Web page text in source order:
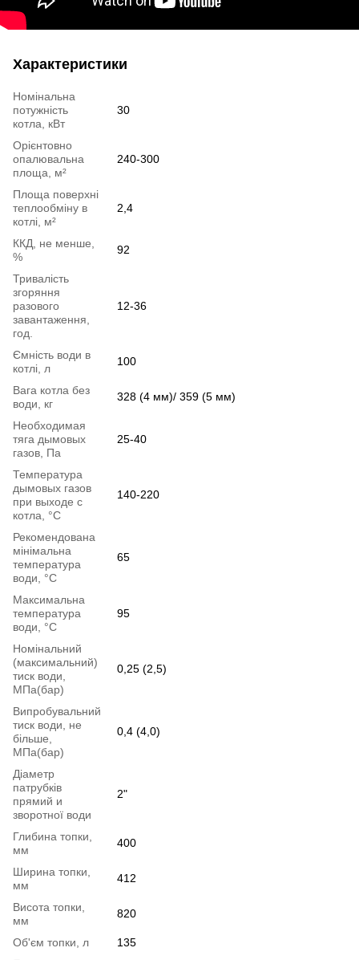
Характеристики
Номінальна
потужність
котла, кВт
30
Орієнтовно
опалювальна
площа, м²
240-300
Площа поверхні
теплообміну в
котлі, м²
2,4
ККД, не менше,
%
92
Тривалість
згоряння
разового
завантаження,
год.
12-36
Ємність води в
котлі, л
100
Вага котла без
води, кг
328 (4 мм)/ 359 (5 мм)
Необходимая
тяга дымовых
газов, Па
25-40
Температура
дымовых газов
при выходе с
котла, °С
140-220
Рекомендована
мінімальна
температура
води, °С
65
Максимальна
температура
води, °С
95
Номінальний
(максимальний)
тиск води,
МПа(бар)
0,25 (2,5)
Випробувальний
тиск води, не
більше,
МПа(бар)
0,4 (4,0)
Діаметр
патрубків
прямий и
зворотної води
2"
Глибина топки,
мм
400
Ширина топки,
мм
412
Висота топки,
мм
820
Об'єм топки, л
135